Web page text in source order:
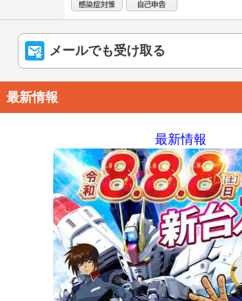
メールでも受け取る
最新情報
最新情報